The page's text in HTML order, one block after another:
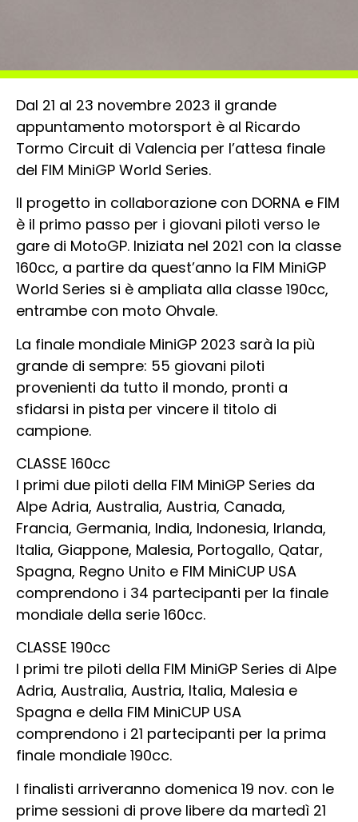
Dal 21 al 23 novembre 2023 il grande
appuntamento motorsport è al Ricardo
Tormo Circuit di Valencia per l’attesa finale
del FIM MiniGP World Series.
Il progetto in collaborazione con DORNA e FIM
è il primo passo per i giovani piloti verso le
gare di MotoGP. Iniziata nel 2021 con la classe
160cc, a partire da quest’anno la FIM MiniGP
World Series si è ampliata alla classe 190cc,
entrambe con moto Ohvale.
La finale mondiale MiniGP 2023 sarà la più
grande di sempre: 55 giovani piloti
provenienti da tutto il mondo, pronti a
sfidarsi in pista per vincere il titolo di
campione.
CLASSE 160cc
I primi due piloti della FIM MiniGP Series da
Alpe Adria, Australia, Austria, Canada,
Francia, Germania, India, Indonesia, Irlanda,
Italia, Giappone, Malesia, Portogallo, Qatar,
Spagna, Regno Unito e FIM MiniCUP USA
comprendono i 34 partecipanti per la finale
mondiale della serie 160cc.
CLASSE 190cc
I primi tre piloti della FIM MiniGP Series di Alpe
Adria, Australia, Austria, Italia, Malesia e
Spagna e della FIM MiniCUP USA
comprendono i 21 partecipanti per la prima
finale mondiale 190cc.
I finalisti arriveranno domenica 19 nov. con le
prime sessioni di prove libere da martedì 21